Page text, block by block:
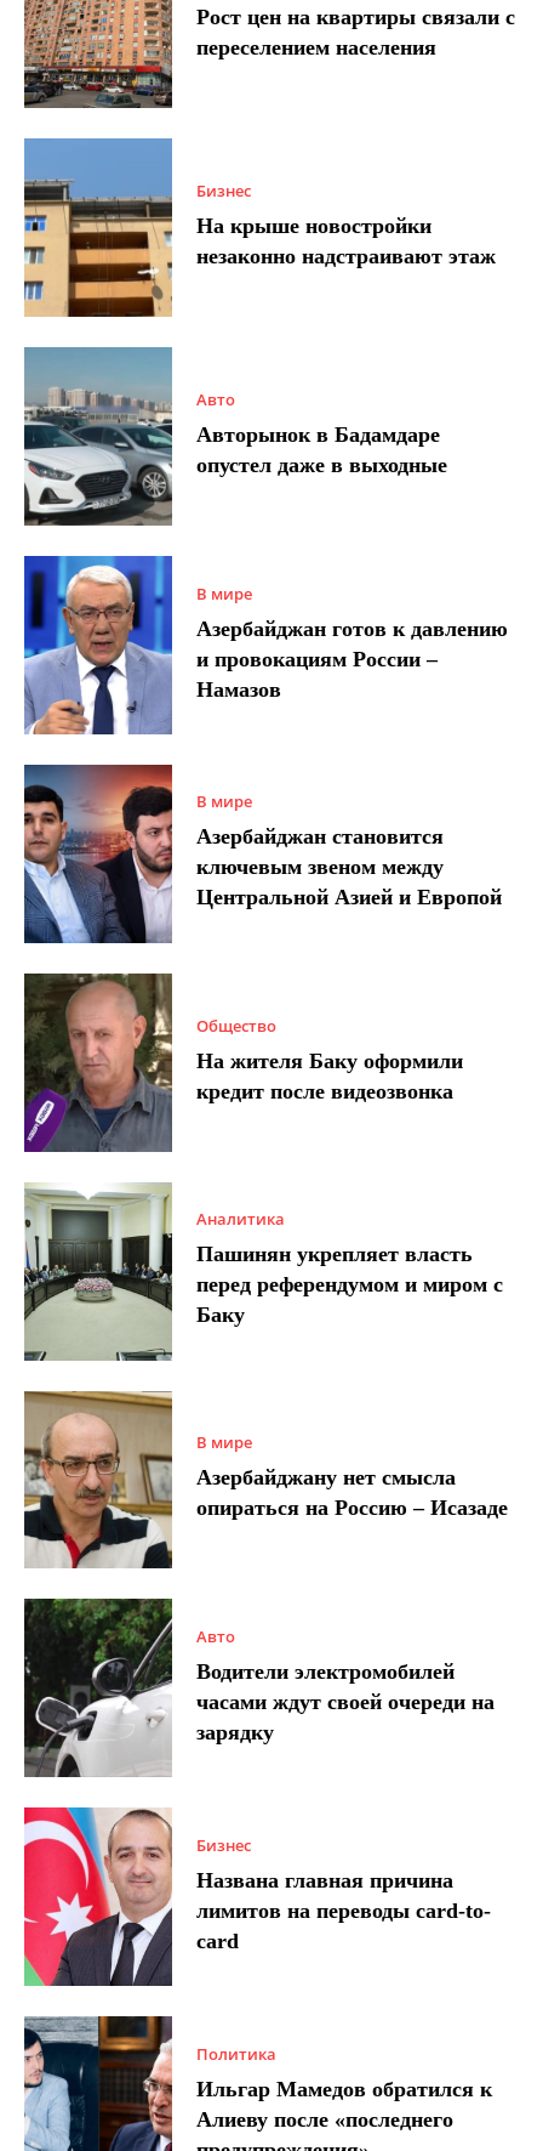
Рост цен на квартиры связали с
переселением населения
Бизнес
На крыше новостройки
незаконно надстраивают этаж
Авто
Авторынок в Бадамдаре
опустел даже в выходные
В мире
Азербайджан готов к давлению
и провокациям России –
Намазов
В мире
Азербайджан становится
ключевым звеном между
Центральной Азией и Европой
Общество
На жителя Баку оформили
кредит после видеозвонка
Аналитика
Пашинян укрепляет власть
перед референдумом и миром с
Баку
В мире
Азербайджану нет смысла
опираться на Россию – Исазаде
Авто
Водители электромобилей
часами ждут своей очереди на
зарядку
Бизнес
Названа главная причина
лимитов на переводы card-to-
card
Политика
Ильгар Мамедов обратился к
Алиеву после «последнего